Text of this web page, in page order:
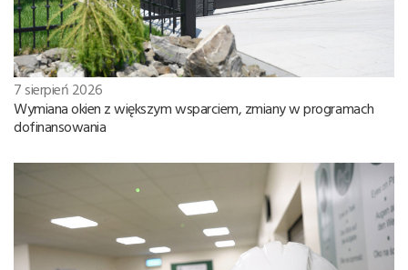
7 sierpień 2026
Wymiana okien z większym wsparciem, zmiany w programach
dofinansowania